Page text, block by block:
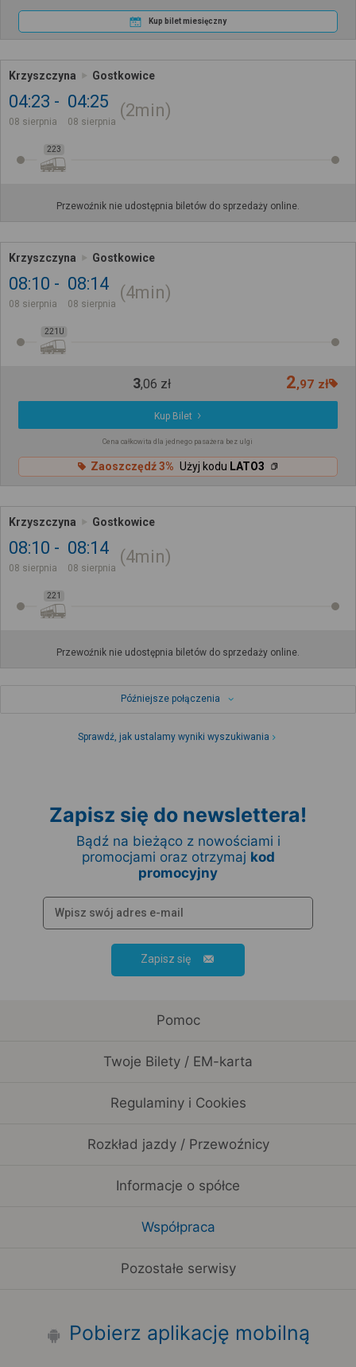
Kup bilet miesięczny
Krzyszczyna Gostkowice
04:23
08 sierpnia
04:25
08 sierpnia
2min
223
Przewoźnik nie udostępnia biletów do sprzedaży online.
Krzyszczyna Gostkowice
08:10
08 sierpnia
08:14
08 sierpnia
4min
221U
3,06 zł 2,97 zł
Kup Bilet
Cena całkowita dla jednego pasażera bez ulgi
Zaoszczędź 3% Użyj kodu LATO3
Krzyszczyna Gostkowice
08:10
08 sierpnia
08:14
08 sierpnia
4min
221
Przewoźnik nie udostępnia biletów do sprzedaży online.
Późniejsze połączenia
Sprawdź, jak ustalamy wyniki wyszukiwania
Zapisz się do newslettera!
Bądź na bieżąco z nowościami i
promocjami oraz otrzymaj kod
promocyjny
Zapisz się
Pomoc
Twoje Bilety / EM-karta
Regulaminy i Cookies
Rozkład jazdy / Przewoźnicy
Informacje o spółce
Współpraca
Pozostałe serwisy
Pobierz aplikację mobilną